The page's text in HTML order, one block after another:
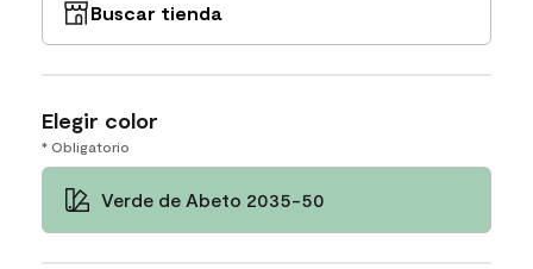
Buscar tienda
Elegir color
* Obligatorio
Verde de Abeto 2035-50